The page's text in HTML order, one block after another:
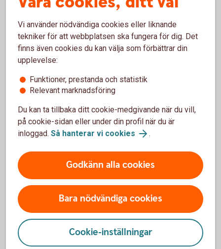
Lånebelopp
30 000 - 350 000 kr
Återbetalningstid
upp till 12 år
Uppläggningsavgift Nyckelkund
Uppläggningsavgift
Aviseringsavgift e-faktura
0 kr
Vid postala avier är aviseringsavgiften 45 kr Tillbaka
Vi använder nödvändiga cookies eller liknande
tekniker för att webbplatsen ska fungera för dig. Det
finns även cookies du kan välja som förbättrar din
upplevelse:
Funktioner, prestanda och statistik
Relevant marknadsföring
Du kan ta tillbaka ditt cookie-medgivande när du vill,
på cookie-sidan eller under din profil när du är
inloggad. Så hanterar vi cookies .
Godkänn alla cookies
Bara nödvändiga cookies
Cookie-inställningar